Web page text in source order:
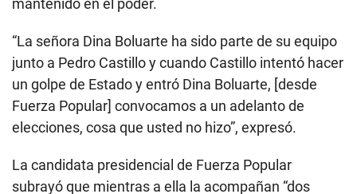
“La señora Dina Boluarte ha sido parte de su equipo
junto a Pedro Castillo y cuando Castillo intentó hacer
un golpe de Estado y entró Dina Boluarte, [desde
Fuerza Popular] convocamos a un adelanto de
elecciones, cosa que usted no hizo”, expresó.
La candidata presidencial de Fuerza Popular
subrayó que mientras a ella la acompañan “dos